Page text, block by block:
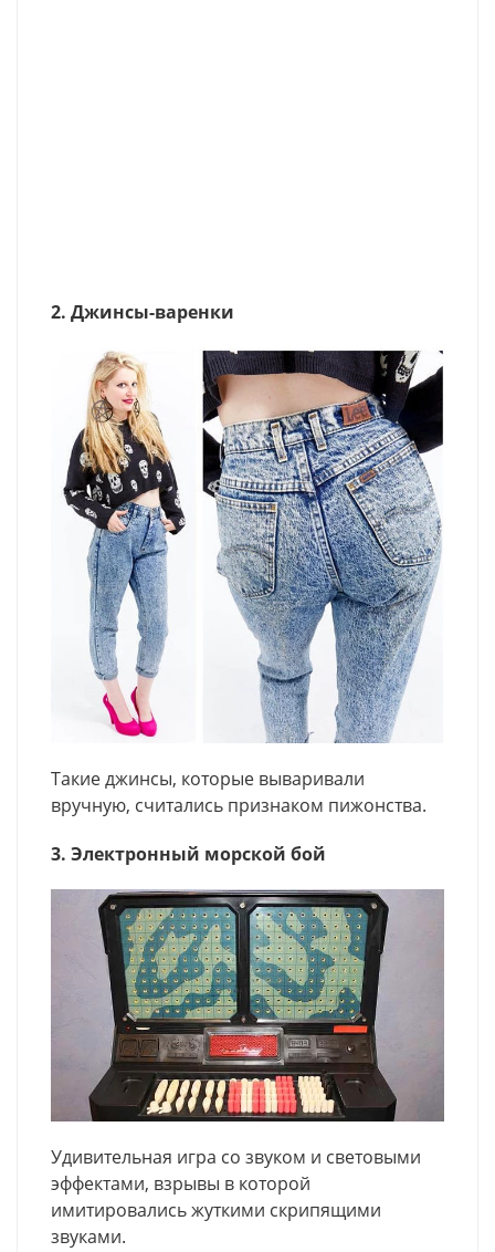
2. Джинсы-варенки
Такие джинсы, которые вываривали
вручную, считались признаком пижонства.
3. Электронный морской бой
Удивительная игра со звуком и световыми
эффектами, взрывы в которой
имитировались жуткими скрипящими
звуками.